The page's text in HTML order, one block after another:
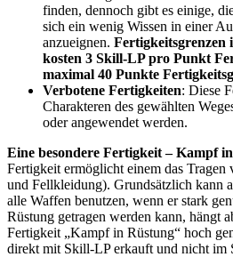
finden, dennoch gibt es einige,
sich ein wenig Wissen in einer
anzueignen. Fertigkeitsgrenzen
kosten 3 Skill-LP pro Punkt
maximal 40 Punkte
Verbotene Fertigkeiten: Diese
Charakteren des gewählten
oder angewendet werden.
Eine besondere Fertigkeit – Kampf
Fertigkeit ermöglicht einem das Tragen
und Fellkleidung). Grundsätzlich kann
alle Waffen benutzen, wenn er stark
Rüstung getragen werden kann, hängt
Fertigkeit „Kampf in Rüstung“ hoch
direkt mit Skill-LP erkauft und nicht im